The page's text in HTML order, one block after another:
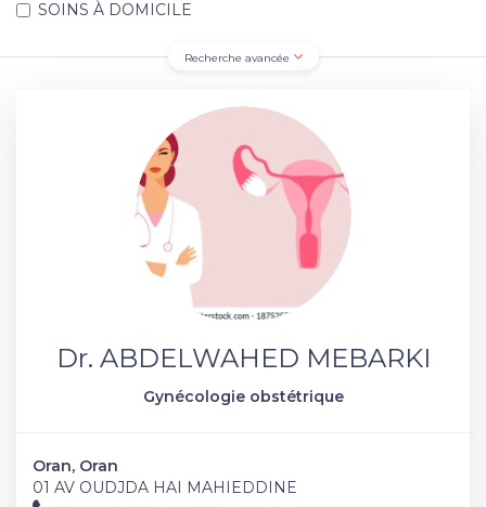
SOINS À DOMICILE
Recherche avancée
Dr. ABDELWAHED MEBARKI
Gynécologie obstétrique
Oran, Oran
01 AV OUDJDA HAI MAHIEDDINE